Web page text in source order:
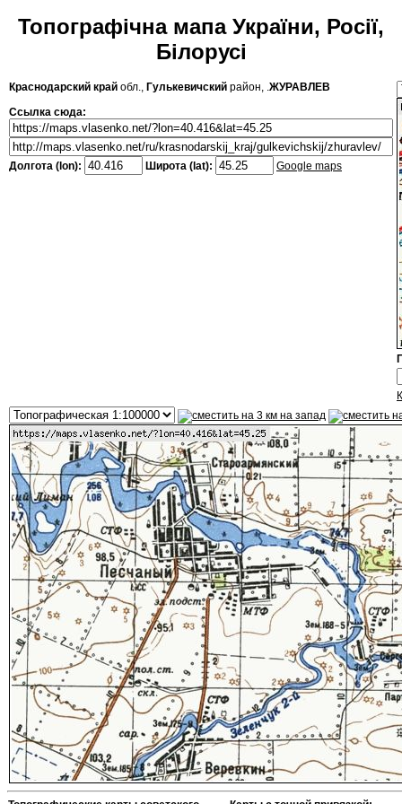
Топографічна мапа України, Росії,
Білорусі
Краснодарский край обл., Гулькевичский район, .ЖУРАВЛЕВ
Ссылка сюда:
Долгота (lon): Широта (lat): Google maps